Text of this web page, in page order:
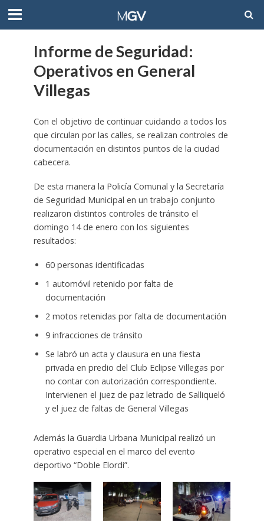
Informe de Seguridad:
Operativos en General
Villegas
Con el objetivo de continuar cuidando a todos los
que circulan por las calles, se realizan controles de
documentación en distintos puntos de la ciudad
cabecera.
De esta manera la Policía Comunal y la Secretaría
de Seguridad Municipal en un trabajo conjunto
realizaron distintos controles de tránsito el
domingo 14 de enero con los siguientes
resultados:
60 personas identificadas
1 automóvil retenido por falta de
documentación
2 motos retenidas por falta de documentación
9 infracciones de tránsito
Se labró un acta y clausura en una fiesta
privada en predio del Club Eclipse Villegas por
no contar con autorización correspondiente.
Intervienen el juez de paz letrado de Salliqueló
y el juez de faltas de General Villegas
Además la Guardia Urbana Municipal realizó un
operativo especial en el marco del evento
deportivo “Doble Elordi”.